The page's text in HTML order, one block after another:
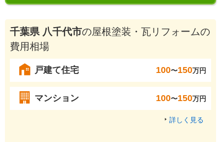
千葉県 八千代市の屋根塗装・瓦リフォームの
費用相場
戸建て住宅 100〜150万円
マンション 100〜150万円
詳しく見る